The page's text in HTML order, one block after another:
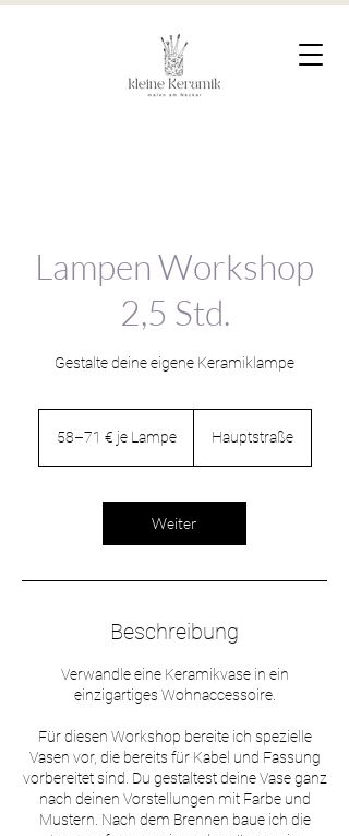
Lampen Workshop
2,5 Std.
Gestalte deine eigene Keramiklampe
Lampe
58–71 € je Lampe Hauptstraße
Weiter
Beschreibung
Verwandle eine Keramikvase in ein
einzigartiges Wohnaccessoire.
Für diesen Workshop bereite ich spezielle
Vasen vor, die bereits für Kabel und Fassung
vorbereitet sind. Du gestaltest deine Vase ganz
nach deinen Vorstellungen mit Farbe und
Mustern. Nach dem Brennen baue ich die